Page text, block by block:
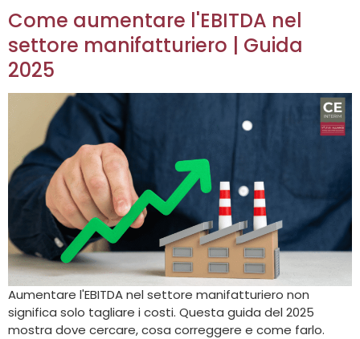
Come aumentare l'EBITDA nel
settore manifatturiero | Guida
2025
Aumentare l'EBITDA nel settore manifatturiero non
significa solo tagliare i costi. Questa guida del 2025
mostra dove cercare, cosa correggere e come farlo.